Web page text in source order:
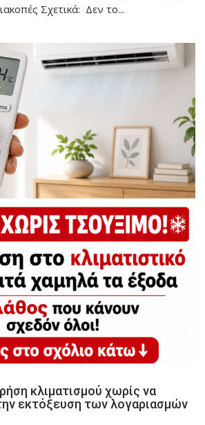
Σχετικά: Δεν το...
κλιματισμού χωρίς να
εκτόξευση των λογαριασμών